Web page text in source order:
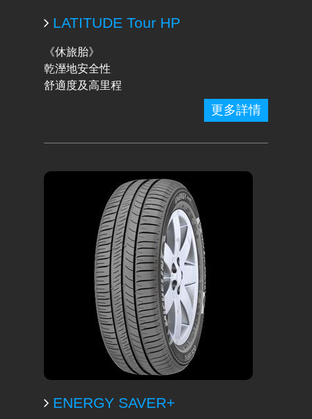
LATITUDE Tour HP
《休旅胎》
乾溼地安全性
舒適度及高里程
更多詳情
ENERGY SAVER+